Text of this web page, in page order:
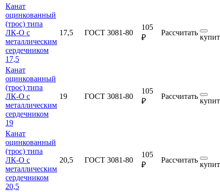
Канат
оцинкованный
(трос) типа
ЛК-О с
металлическим
сердечником
17,5
17,5 ГОСТ 3081-80
105
₽
Рассчитать
Канат
оцинкованный
(трос) типа
ЛК-О с
металлическим
сердечником
19
19 ГОСТ 3081-80
105
₽
Рассчитать
Канат
оцинкованный
(трос) типа
ЛК-О с
металлическим
сердечником
20,5
20,5 ГОСТ 3081-80
105
₽
Рассчитать